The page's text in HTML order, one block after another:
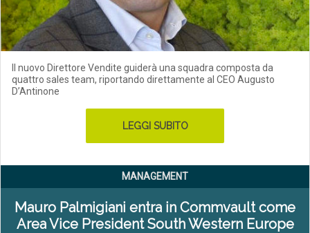
Il nuovo Direttore Vendite guiderà una squadra composta da
quattro sales team, riportando direttamente al CEO Augusto
D’Antinone
LEGGI SUBITO
MANAGEMENT
Mauro Palmigiani entra in Commvault come
Area Vice President South Western Europe